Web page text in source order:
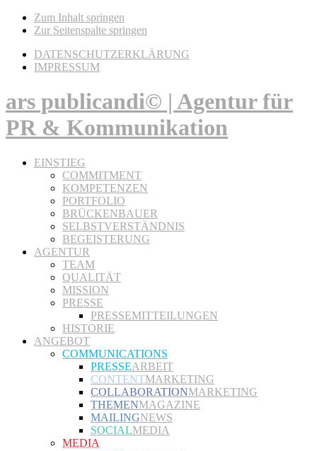
Zum Inhalt springen
Zur Seitenspalte springen
DATENSCHUTZERKLÄRUNG
IMPRESSUM
ars publicandi© | Agentur für
PR & Kommunikation
EINSTIEG
COMMITMENT
KOMPETENZEN
PORTFOLIO
BRÜCKENBAUER
SELBSTVERSTÄNDNIS
BEGEISTERUNG
AGENTUR
TEAM
QUALITÄT
MISSION
PRESSE
PRESSEMITTEILUNGEN
HISTORIE
ANGEBOT
COMMUNICATIONS
PRESSEARBEIT
CONTENTMARKETING
COLLABORATIONMARKETING
THEMENMAGAZINE
MAILINGNEWS
SOCIALMEDIA
MEDIA